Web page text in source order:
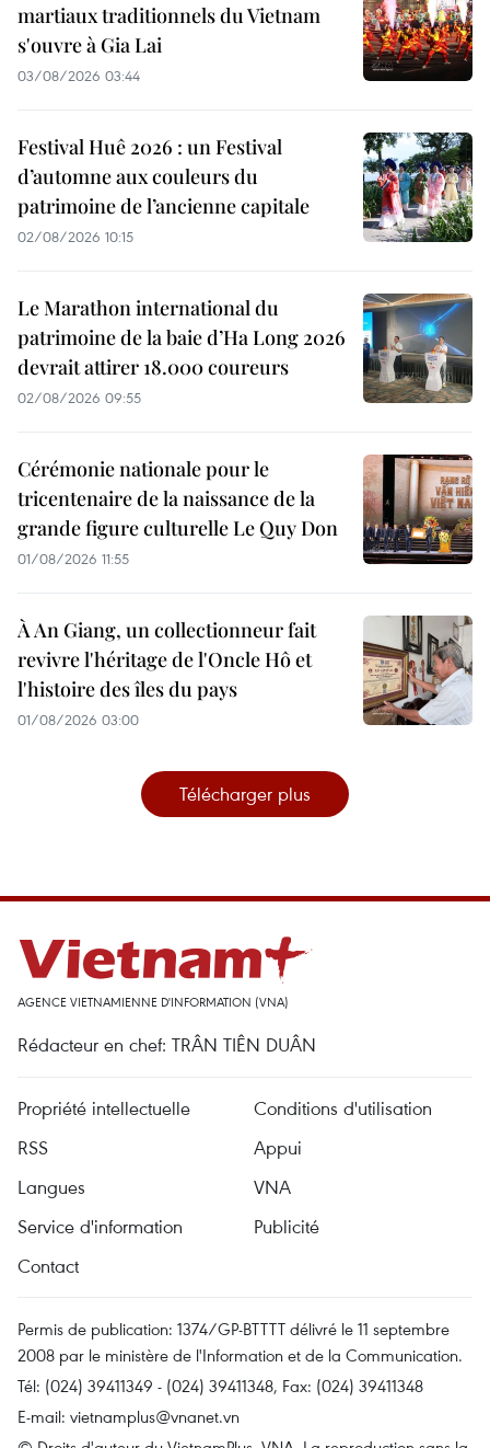
martiaux traditionnels du Vietnam
s'ouvre à Gia Lai
03/08/2026 03:44
Festival Huê 2026 : un Festival
d’automne aux couleurs du
patrimoine de l’ancienne capitale
02/08/2026 10:15
Le Marathon international du
patrimoine de la baie d’Ha Long 2026
devrait attirer 18.000 coureurs
02/08/2026 09:55
Cérémonie nationale pour le
tricentenaire de la naissance de la
grande figure culturelle Le Quy Don
01/08/2026 11:55
À An Giang, un collectionneur fait
revivre l'héritage de l'Oncle Hô et
l'histoire des îles du pays
01/08/2026 03:00
Télécharger plus
AGENCE VIETNAMIENNE D'INFORMATION (VNA)
Rédacteur en chef: TRÂN TIÊN DUÂN
Propriété intellectuelle
Conditions d'utilisation
RSS
Appui
Langues
VNA
Service d'information
Publicité
Contact
Permis de publication: 1374/GP-BTTTT délivré le 11 septembre
2008 par le ministère de l'Information et de la Communication.
Tél: (024) 39411349 - (024) 39411348, Fax: (024) 39411348
E-mail: vietnamplus@vnanet.vn